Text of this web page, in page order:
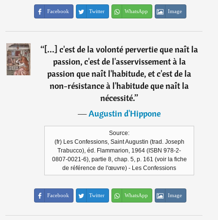
Facebook Twitter WhatsApp Image
“[...] c'est de la volonté pervertie que naît la
passion, c'est de l'asservissement à la
passion que naît l'habitude, et c'est de la
non-résistance à l'habitude que naît la
nécessité.”
―Augustin d'Hippone
Source:
(fr) Les Confessions, Saint Augustin (trad. Joseph
Trabucco), éd. Flammarion, 1964 (ISBN 978-2-
0807-0021-6), partie 8, chap. 5, p. 161 (voir la fiche
de référence de l'œuvre) - Les Confessions
Facebook Twitter WhatsApp Image